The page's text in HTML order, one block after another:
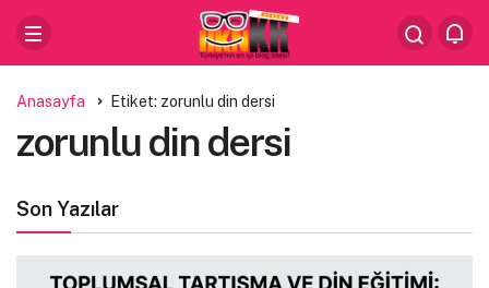
Anasayfa Etiket: zorunlu din dersi
zorunlu din dersi
Son Yazılar